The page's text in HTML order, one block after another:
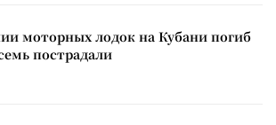
моторных лодок на Кубани погиб
пострадали